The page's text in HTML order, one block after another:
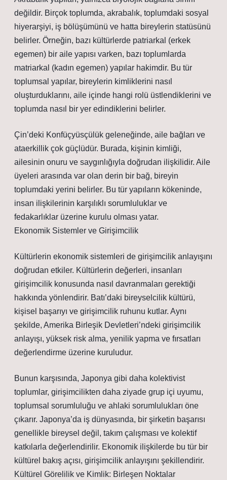
değildir. Birçok toplumda, akrabalık, toplumdaki sosyal
hiyerarşiyi, iş bölüşümünü ve hatta bireylerin statüsünü
belirler. Örneğin, bazı kültürlerde patriarkal (erkek
egemen) bir aile yapısı varken, bazı toplumlarda
matriarkal (kadın egemen) yapılar hakimdir. Bu tür
toplumsal yapılar, bireylerin kimliklerini nasıl
oluşturduklarını, aile içinde hangi rolü üstlendiklerini ve
toplumda nasıl bir yer edindiklerini belirler.
Çin’deki Konfüçyüsçülük geleneğinde, aile bağları ve
ataerkillik çok güçlüdür. Burada, kişinin kimliği,
ailesinin onuru ve saygınlığıyla doğrudan ilişkilidir. Aile
üyeleri arasında var olan derin bir bağ, bireyin
toplumdaki yerini belirler. Bu tür yapıların kökeninde,
insan ilişkilerinin karşılıklı sorumluluklar ve
fedakarlıklar üzerine kurulu olması yatar.
Ekonomik Sistemler ve Girişimcilik
Kültürlerin ekonomik sistemleri de girişimcilik anlayışını
doğrudan etkiler. Kültürlerin değerleri, insanları
girişimcilik konusunda nasıl davranmaları gerektiği
hakkında yönlendirir. Batı’daki bireyselcilik kültürü,
kişisel başarıyı ve girişimcilik ruhunu kutlar. Aynı
şekilde, Amerika Birleşik Devletleri’ndeki girişimcilik
anlayışı, yüksek risk alma, yenilik yapma ve fırsatları
değerlendirme üzerine kuruludur.
Bunun karşısında, Japonya gibi daha kolektivist
toplumlar, girişimcilikten daha ziyade grup içi uyumu,
toplumsal sorumluluğu ve ahlaki sorumlulukları öne
çıkarır. Japonya’da iş dünyasında, bir şirketin başarısı
genellikle bireysel değil, takım çalışması ve kolektif
katkılarla değerlendirilir. Ekonomik ilişkilerde bu tür bir
kültürel bakış açısı, girişimcilik anlayışını şekillendirir.
Kültürel Görelilik ve Kimlik: Birleşen Noktalar